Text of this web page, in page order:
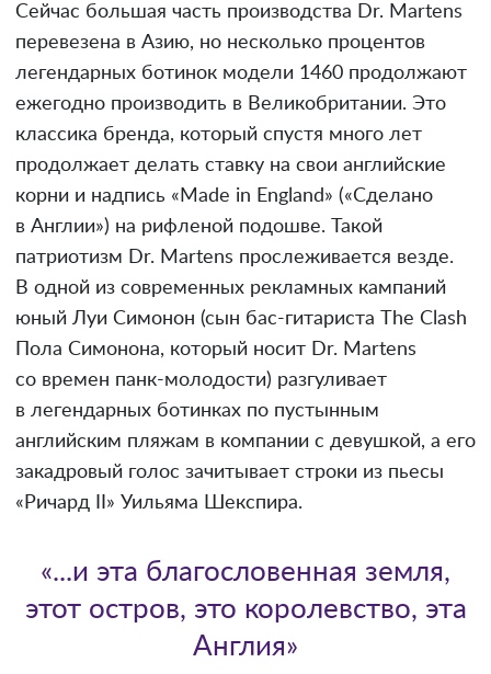
Сейчас большая часть производства Dr. Martens
перевезена в Азию, но несколько процентов
легендарных ботинок модели 1460 продолжают
ежегодно производить в Великобритании. Это
классика бренда, который спустя много лет
продолжает делать ставку на свои английские
корни и надпись «Made in England» («Сделано
в Англии») на рифленой подошве. Такой
патриотизм Dr. Martens прослеживается везде.
В одной из современных рекламных кампаний
юный Луи Симонон (сын бас-гитариста The Clash
Пола Симонона, который носит Dr. Martens
со времен панк-молодости) разгуливает
в легендарных ботинках по пустынным
английским пляжам в компании с девушкой, а его
закадровый голос зачитывает строки из пьесы
«Ричард II» Уильяма Шекспира.
«...и эта благословенная земля,
этот остров, это королевство, эта
Англия»